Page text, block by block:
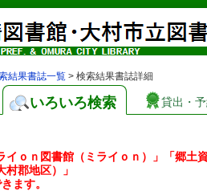
結果書誌一覧 > 検索結果書誌詳細
いろいろ検索 貸出・
イｏｎ図書館（ミライｏｎ）」「郷
郡地区）」
ます。